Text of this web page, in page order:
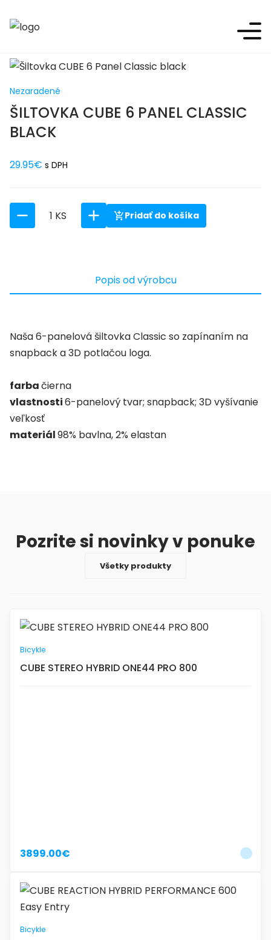
E-shop
Nezaradené
ŠILTOVKA CUBE 6 PANEL CLASSIC
BLACK
29.95€ s DPH
1 KS Pridať do košíka
Popis od výrobcu
Naša 6-panelová šiltovka Classic so zapínaním na
snapback a 3D potlačou loga.
farbačierna
vlastnosti6-panelový tvar; snapback; 3D vyšívanie
veľkosť
materiál98% bavlna, 2% elastan
Pozrite si novinky v ponuke
Všetky produkty
Bicykle
CUBE STEREO HYBRID ONE44 PRO 800
3899.00€
Bicykle